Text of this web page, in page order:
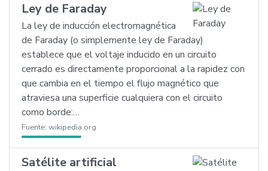
Ley de Faraday
La ley de inducción electromagnética
de Faraday (o simplemente ley de Faraday)
establece que el voltaje inducido en un circuito
cerrado es directamente proporcional a la rapidez con
que cambia en el tiempo el flujo magnético que
atraviesa una superficie cualquiera con el circuito
como borde:…
Fuente: wikipedia.org
Satélite artificial